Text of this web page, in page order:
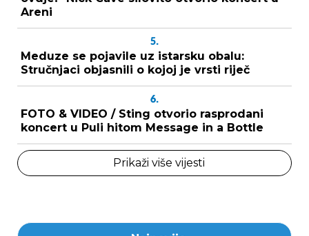
Areni
5.
Meduze se pojavile uz istarsku obalu:
Stručnjaci objasnili o kojoj je vrsti riječ
6.
FOTO & VIDEO / Sting otvorio rasprodani
koncert u Puli hitom Message in a Bottle
Prikaži više vijesti